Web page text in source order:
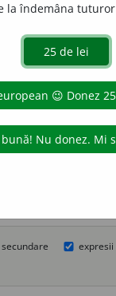
(1) definiții (9)
definiții sunt
dexonline.
se află pe fila
reordona filele
expresii
la îndemâna